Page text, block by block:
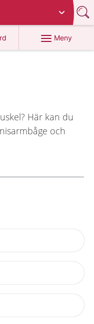
Meny
Här kan du
och